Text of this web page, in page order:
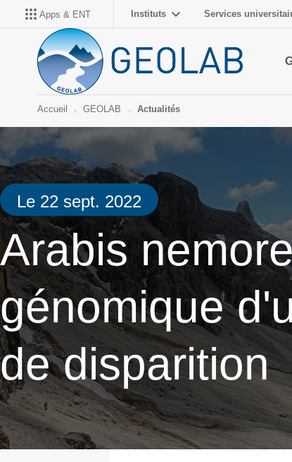
Apps & ENT Instituts Services
Accueil GEOLAB Actualités
Le 22 sept. 2022
Arabis
génomique
de disparition